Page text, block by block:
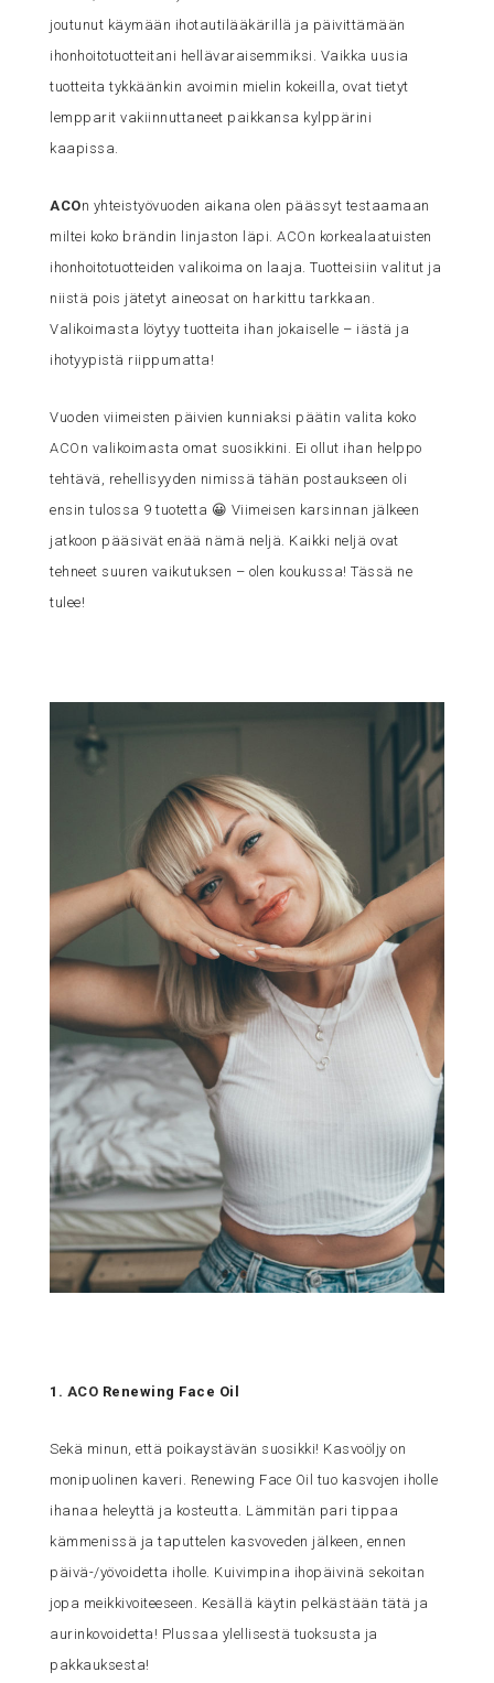
joutunut käymään ihotautilääkärillä ja päivittämään
ihonhoitotuotteitani hellävaraisemmiksi. Vaikka uusia
tuotteita tykkäänkin avoimin mielin kokeilla, ovat tietyt
lempparit vakiinnuttaneet paikkansa kylppärini
kaapissa.
ACOn yhteistyövuoden aikana olen päässyt testaamaan
miltei koko brändin linjaston läpi.ACO n korkealaatuisten
ihonhoitotuotteiden valikoima on laaja. Tuotteisiin valitut ja
niistä pois jätetyt aineosat on harkittu tarkkaan.
Valikoimasta löytyy tuotteita ihan jokaiselle – iästä ja
ihotyypistä riippumatta!
Vuoden viimeisten päivien kunniaksi päätin valita koko
ACO n valikoimasta omat suosikkini. Ei ollut ihan helppo
tehtävä, rehellisyyden nimissä tähän postaukseen oli
ensin tulossa 9 tuotetta 😀 Viimeisen karsinnan jälkeen
jatkoon pääsivät enää nämä neljä. Kaikki neljä ovat
tehneet suuren vaikutuksen – olen koukussa! Tässä ne
tulee!
1. ACO Renewing Face Oil
Sekä minun, että poikaystävän suosikki! Kasvoöljy on
monipuolinen kaveri. Renewing Face Oil tuo kasvojen iholle
ihanaa heleyttä ja kosteutta. Lämmitän pari tippaa
kämmenissä ja taputtelen kasvoveden jälkeen, ennen
päivä-/yövoidetta iholle. Kuivimpina ihopäivinä sekoitan
jopa meikkivoiteeseen. Kesällä käytin pelkästään tätä ja
aurinkovoidetta! Plussaa ylellisestä tuoksusta ja
pakkauksesta!